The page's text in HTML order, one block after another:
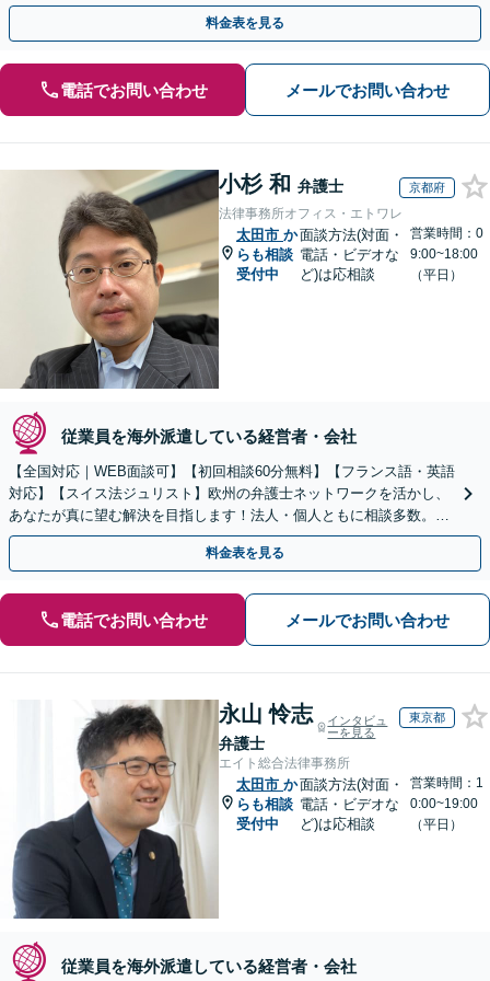
歩を踏み出してみませんか。【初回相談無料】
料金表を見る
電話でお問い合わせ メールでお問い合わせ
小杉 和 弁護士 京都府
法律事務所オフィス・エトワレ
太田市 か
らも相談
受付中
面談方法(対面・
電話・ビデオな
ど)は応相談
営業時間：0
9:00~18:00
（平日）
従業員を海外派遣している経営者・会社
【全国対応｜WEB面談可】【初回相談60分無料】【フランス語・英語
対応】【スイス法ジュリスト】欧州の弁護士ネットワークを活かし、
あなたが真に望む解決を目指します！法人・個人ともに相談多数。細
やかな連絡と粘り強い交渉を徹底【休日・夜間相談可】
料金表を見る
電話でお問い合わせ メールでお問い合わせ
永山 怜志
弁護士
インタビュ
ーを見る
東京都
エイト総合法律事務所
太田市 か
らも相談
受付中
面談方法(対面・
電話・ビデオな
ど)は応相談
営業時間：1
0:00~19:00
（平日）
従業員を海外派遣している経営者・会社